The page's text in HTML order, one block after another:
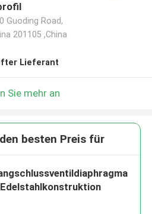
Guoding Road,
201105 ,China
Lieferant
Sie mehr an
besten Preis für